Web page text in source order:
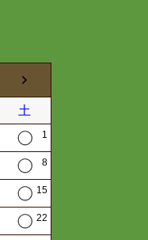
土
1
8
15
22